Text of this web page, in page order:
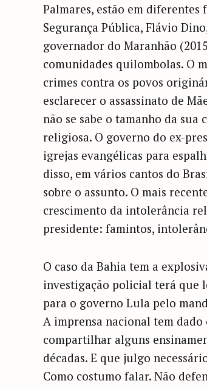
Palmares, estão em diferentes
Segurança Pública, Flávio
governador do Maranhão
comunidades quilombolas. O
crimes contra os povos
esclarecer o assassinato de
não se sabe o tamanho da
religiosa. O governo do ex-
igrejas evangélicas para
disso, em vários cantos do
sobre o assunto. O mais
crescimento da intolerância
presidente: famintos,
O caso da Bahia tem a
investigação policial terá que
para o governo Lula pelo
A imprensa nacional tem dado
compartilhar alguns
décadas. E que julgo
Como costumo falar. Não